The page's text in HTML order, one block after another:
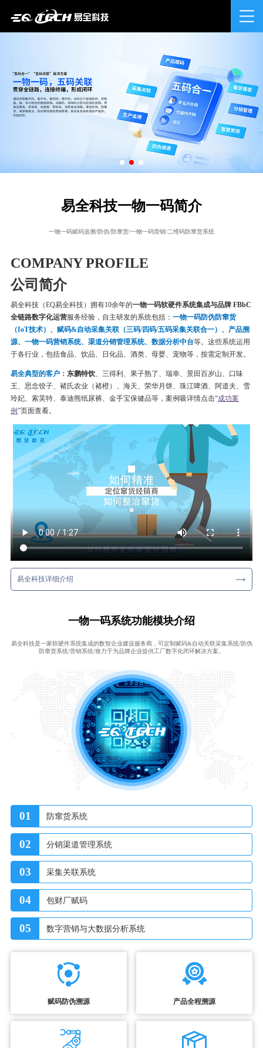
易全科技一物一码简介
一物一码赋码追溯/防伪/防窜货/一物一码营销/二维码防窜货系统
COMPANY PROFILE
公司简介
易全科技（EQ易全科技）拥有10余年的一物一码软硬件系统集成与品牌 FBbC
全链路数字化运营服务经验，自主研发的系统包括： 一物一码防伪防窜货
（IoT技术）、赋码&自动采集关联（三码/四码/五码采集关联合一）、产品溯
源、一物一码营销系统、渠道分销管理系统、数据分析中台等。这些系统运用
于各行业，包括食品、饮品、日化品、酒类、母婴、宠物等，按需定制开发。
易全典型的客户： 东鹏特饮、三得利、果子熟了、瑞幸、 景田百岁山、口味
王、思念饺子、 褚氏农业（褚橙）、 海天、荣华月饼、 珠江啤酒、 阿道夫、雪
玲妃、索芙特、泰迪熊纸尿裤、金手宝保健品等，案例吸详情点击“成功案
例”页面查看。
易全科技详细介绍
一物一码系统功能模块介绍
易全科技是一家软硬件系统集成的数智企业建设服务商，可定制赋码&自动关联采集系统/防伪
防窜货系统/营销系统/致力于为品牌企业提供工厂数字化闭环解决方案。
01 防窜货系统
02 分销渠道管理系统
03 采集关联系统
04 包财厂赋码
05 数字营销与大数据分析系统
赋码防伪溯源 产品全程溯源